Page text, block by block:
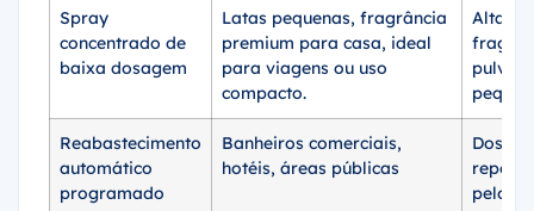
Spray
concentrado de
baixa dosagem
Latas pequenas, fragrância
premium para casa, ideal
para viagens ou uso
compacto.
Alta
Reabastecimento
automático
programado
Banheiros comerciais,
hotéis, áreas públicas
pelo